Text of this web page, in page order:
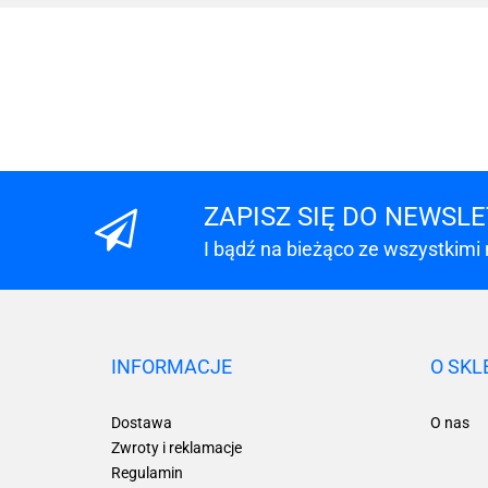
ZAPISZ SIĘ DO
I bądź na bieżąco ze wszystkimi
INFORMACJE
Dostawa
Zwroty i reklamacje
Regulamin
O
O nas